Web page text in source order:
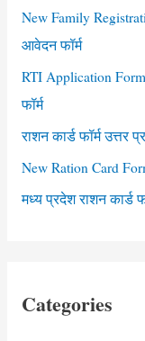
New Family
आवेदन फॉर्म
RTI Application
फॉर्म
राशन कार्ड फॉर्म
New Ration Card
मध्य प्रदेश राशन कार्ड
Categories